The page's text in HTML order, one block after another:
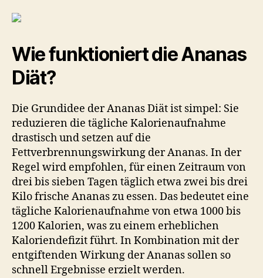
Wie funktioniert die Ananas
Diät?
Die Grundidee der Ananas Diät ist simpel: Sie
reduzieren die tägliche Kalorienaufnahme
drastisch und setzen auf die
Fettverbrennungswirkung der Ananas. In der
Regel wird empfohlen, für einen Zeitraum von
drei bis sieben Tagen täglich etwa zwei bis drei
Kilo frische Ananas zu essen. Das bedeutet eine
tägliche Kalorienaufnahme von etwa 1000 bis
1200 Kalorien, was zu einem erheblichen
Kaloriendefizit führt. In Kombination mit der
entgiftenden Wirkung der Ananas sollen so
schnell Ergebnisse erzielt werden.